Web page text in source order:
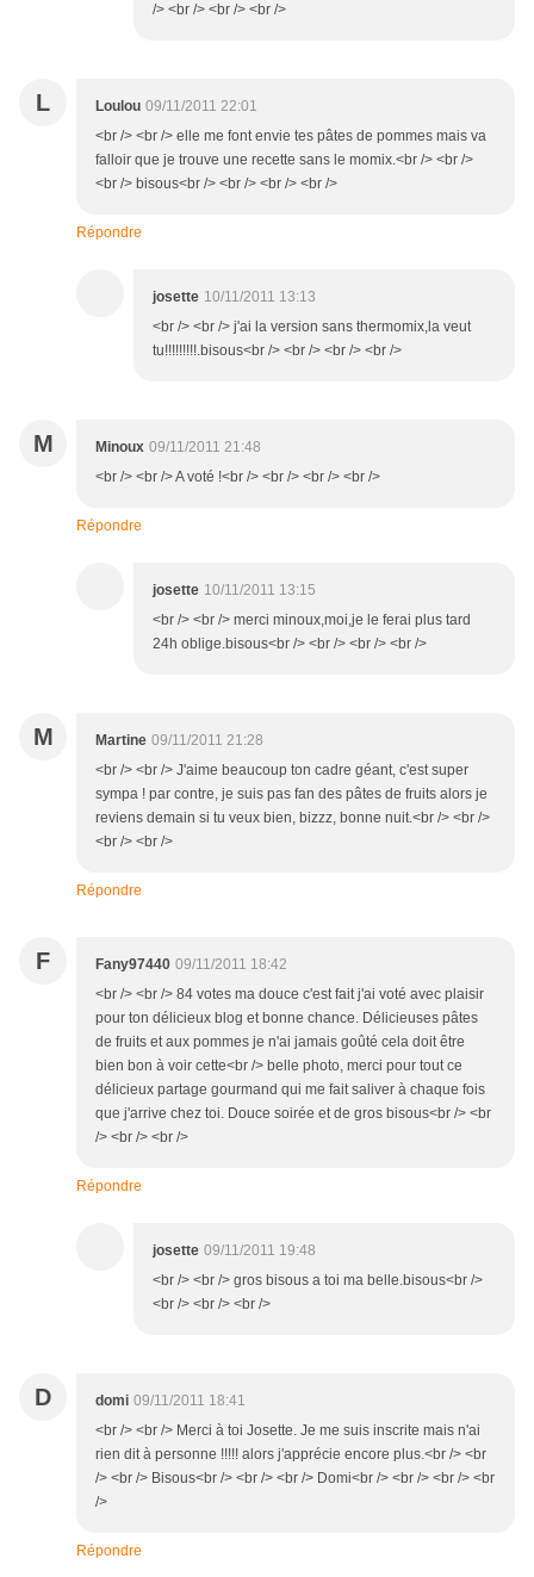
/> <br /> <br /> <br />
L Loulou 09/11/2011 22:01
<br /> <br /> elle me font envie tes pâtes de pommes mais va
falloir que je trouve une recette sans le momix.<br /> <br />
<br /> bisous<br /> <br /> <br /> <br />
Répondre
josette 10/11/2011 13:13
<br /> <br /> j'ai la version sans thermomix,la veut
tu!!!!!!!!!.bisous<br /> <br /> <br /> <br />
M Minoux 09/11/2011 21:48
<br /> <br /> A voté !<br /> <br /> <br /> <br />
Répondre
josette 10/11/2011 13:15
<br /> <br /> merci minoux,moi,je le ferai plus tard
24h oblige.bisous<br /> <br /> <br /> <br />
M Martine 09/11/2011 21:28
<br /> <br /> J'aime beaucoup ton cadre géant, c'est super
sympa ! par contre, je suis pas fan des pâtes de fruits alors je
reviens demain si tu veux bien, bizzz, bonne nuit.<br /> <br />
<br /> <br />
Répondre
F Fany97440 09/11/2011 18:42
<br /> <br /> 84 votes ma douce c'est fait j'ai voté avec plaisir
pour ton délicieux blog et bonne chance. Délicieuses pâtes
de fruits et aux pommes je n'ai jamais goûté cela doit être
bien bon à voir cette<br /> belle photo, merci pour tout ce
délicieux partage gourmand qui me fait saliver à chaque fois
que j'arrive chez toi. Douce soirée et de gros bisous<br /> <br
/> <br /> <br />
Répondre
josette 09/11/2011 19:48
<br /> <br /> gros bisous a toi ma belle.bisous<br />
<br /> <br /> <br />
D domi 09/11/2011 18:41
<br /> <br /> Merci à toi Josette. Je me suis inscrite mais n'ai
rien dit à personne !!!!! alors j'apprécie encore plus.<br /> <br
/> <br /> Bisous<br /> <br /> <br /> Domi<br /> <br /> <br /> <br
/>
Répondre